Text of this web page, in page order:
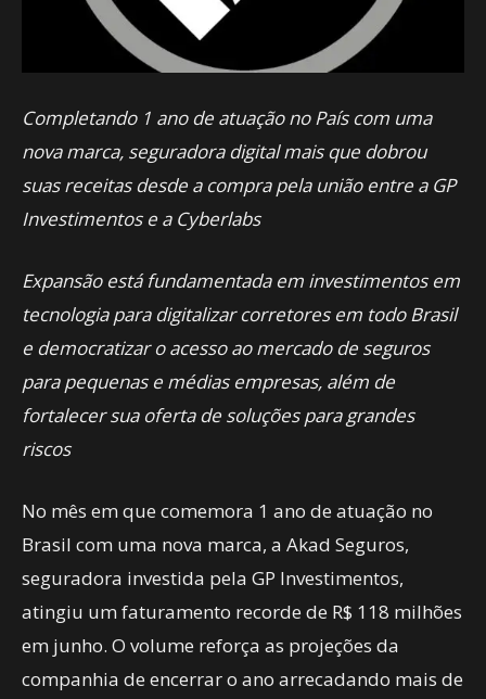
Completando 1 ano de atuação no País com uma
nova marca, seguradora digital mais que dobrou
suas receitas desde a compra pela união entre a GP
Investimentos e a Cyberlabs
Expansão está fundamentada em investimentos em
tecnologia para digitalizar corretores em todo Brasil
e democratizar o acesso ao mercado de seguros
para pequenas e médias empresas, além de
fortalecer sua oferta de soluções para grandes
riscos
No mês em que comemora 1 ano de atuação no
Brasil com uma nova marca, a Akad Seguros,
seguradora investida pela GP Investimentos,
atingiu um faturamento recorde de R$ 118 milhões
em junho. O volume reforça as projeções da
companhia de encerrar o ano arrecadando mais de